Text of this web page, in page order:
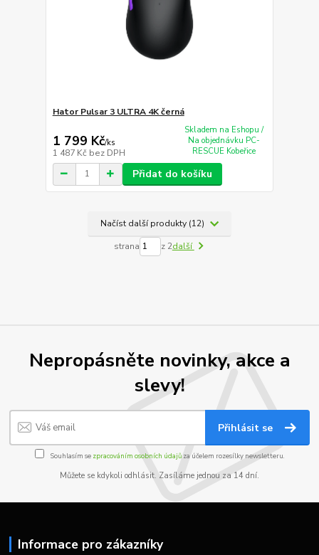
Hator Pulsar 3 ULTRA 4K černá
1 799 Kč/ks
1 487 Kč bez DPH
Skladem na Eshopu /
Na objednávku PC-
RESCUE Kobeřice
Přidat do košíku
Načíst další produkty (12)
strana z 2další
Nepropásněte novinky, akce a
slevy!
Přihlásit se
Souhlasím se zpracováním osobních údajůza účelem rozesílky newsletteru.
Můžete se kdykoli odhlásit. Zasíláme jednou za 14 dní.
Informace pro zákazníky